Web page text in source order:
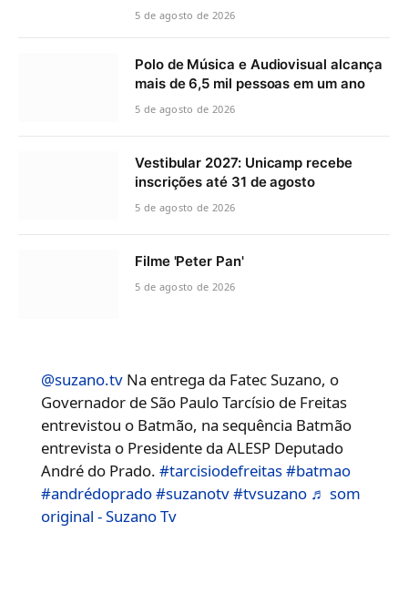
5 de agosto de 2026
Polo de Música e Audiovisual alcança
mais de 6,5 mil pessoas em um ano
5 de agosto de 2026
Vestibular 2027: Unicamp recebe
inscrições até 31 de agosto
5 de agosto de 2026
Filme 'Peter Pan'
5 de agosto de 2026
@suzano.tv Na entrega da Fatec Suzano, o
Governador de São Paulo Tarcísio de Freitas
entrevistou o Batmão, na sequência Batmão
entrevista o Presidente da ALESP Deputado
André do Prado.#tarcisiodefreitas#batmao
#andrédoprado#suzanotv#tvsuzano ♬ som
original - Suzano Tv